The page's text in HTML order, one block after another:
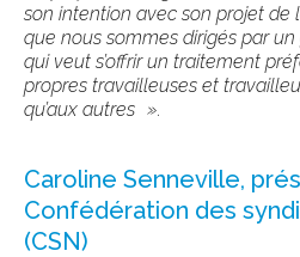
son intention avec son projet de
que nous sommes dirigés par
qui veut s’offrir un traitement
propres travailleuses et
qu’aux autres ».
Caroline Senneville,
Confédération des
(CSN)